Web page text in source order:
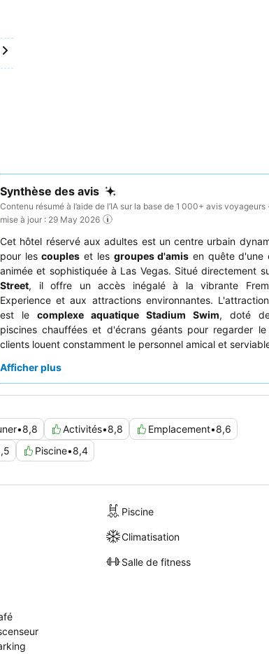
Synthèse des avis
Contenu résumé à l’aide de l’IA sur la base de 1 000+ avis voyageurs
mise à jour : 29 May 2026
Cet hôtel réservé aux adultes est un centre urbain
pour lescouples et les groupes d'amis en quête d'une
animée et sophistiquée à Las Vegas. Situé directement
Street, il offre un accès inégalé à la vibrante
Experience et aux attractions environnantes.
est le complexe aquatique Stadium Swim, doté
piscines chauffées et d'écrans géants pour regarder
clients louent constamment le personnel amical et
mixologues divertissants dans les bars. Pour une
Afficher plus
•8,8 Activités•8,8 Emplacement•8,6
Piscine•8,4
Piscine
Climatisation
Salle de fitness